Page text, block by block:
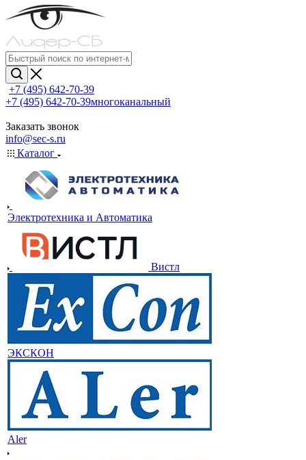
+7 (495) 642-70-39
+7 (495) 642-70-39многоканальный
Заказать звонок
info@sec-s.ru
Каталог
Электротехника и Автоматика
Вистл
ЭКСКОН
Aler